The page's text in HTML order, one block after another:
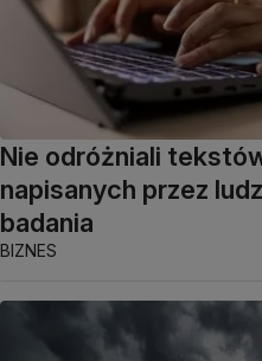
Nie odróżniali
napisanych przez
badania
BIZNES